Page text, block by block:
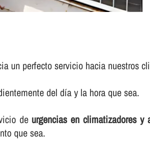
un perfecto servicio hacia nuestros
del dí­a y la hora que sea.
de urgencias en climatizadores
que sea.